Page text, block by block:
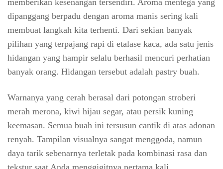
memberikan kesenangan tersendiri. Aroma mentega yang
dipanggang berpadu dengan aroma manis sering kali
membuat langkah kita terhenti. Dari sekian banyak
pilihan yang terpajang rapi di etalase kaca, ada satu jenis
hidangan yang hampir selalu berhasil mencuri perhatian
banyak orang. Hidangan tersebut adalah pastry buah.
Warnanya yang cerah berasal dari potongan stroberi
merah merona, kiwi hijau segar, atau persik kuning
keemasan. Semua buah ini tersusun cantik di atas adonan
renyah. Tampilan visualnya sangat menggoda, namun
daya tarik sebenarnya terletak pada kombinasi rasa dan
tekstur saat Anda menggigitnya pertama kali.